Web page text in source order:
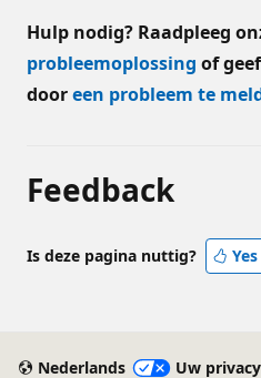
Hulp nodig? Raadpleeg
probleemoplossing of
dooreen probleem te
Feedback
Is deze pagina nuttig? Yes
Nederlands Uw